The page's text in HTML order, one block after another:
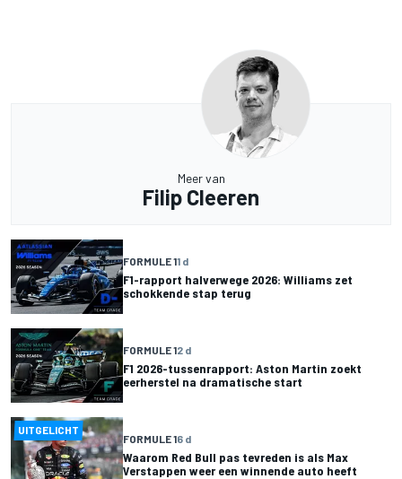
Meer van
Filip Cleeren
FORMULE 11 d
F1-rapport halverwege 2026: Williams zet
schokkende stap terug
FORMULE 12 d
F1 2026-tussenrapport: Aston Martin zoekt
eerherstel na dramatische start
UITGELICHT
FORMULE 16 d
Waarom Red Bull pas tevreden is als Max
Verstappen weer een winnende auto heeft